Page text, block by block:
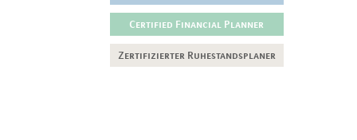
Certified Financial Planner
Zertifizierter Ruhestandsplaner